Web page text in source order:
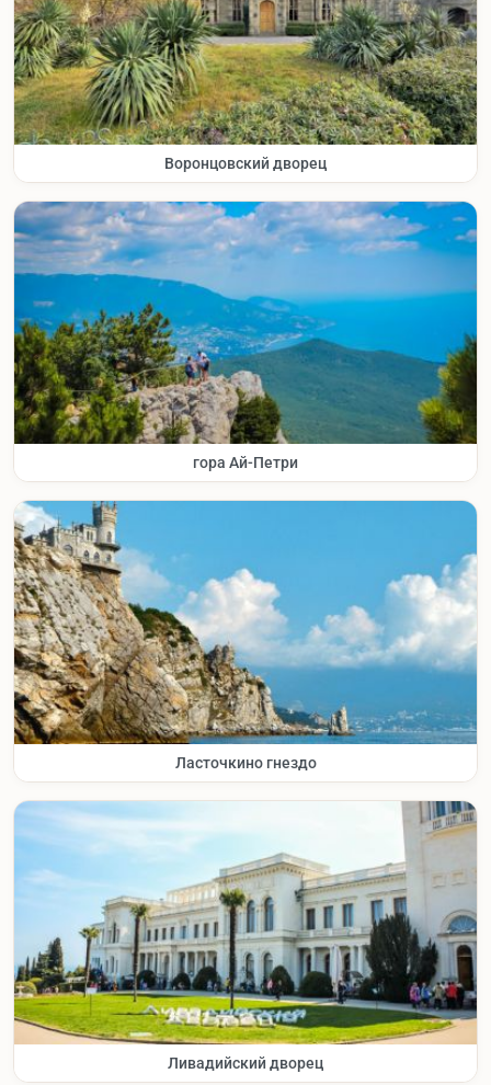
Воронцовский дворец
гора Ай-Петри
Ласточкино гнездо
Ливадийский дворец